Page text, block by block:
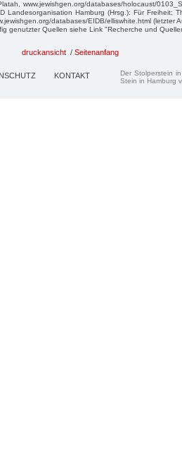
www.jewishgen.org/databases/holocaust/
Landesorganisation Hamburg (Hrsg.): Für Freiheit;
databases/EIDB/elliswhite.html (letzter
genutzter Quellen siehe Link "Recherche und
druckansicht / Seitenanfang
KONTAKT
Der Stolperstein
Stein in Hamburg